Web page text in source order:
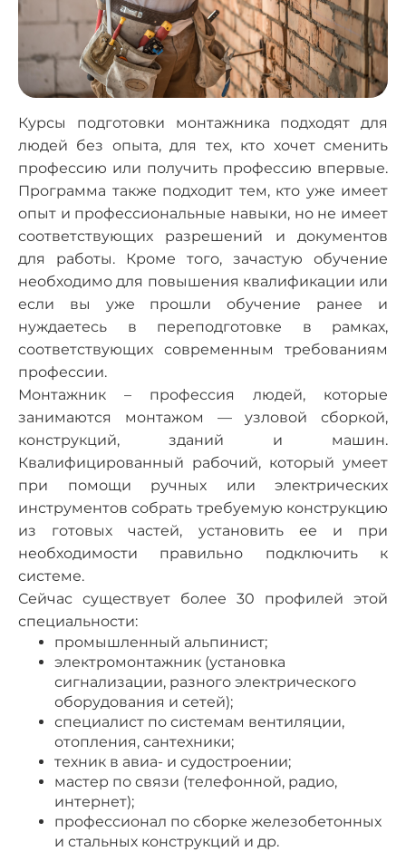
Курсы подготовки монтажника ​​подходят для
людей без опыта, для тех, кто хочет сменить
профессию или получить профессию впервые.
Программа также подходит тем, кто уже имеет
опыт и профессиональные навыки, но не имеет
соответствующих разрешений и документов
для работы. Кроме того, зачастую обучение
необходимо для повышения квалификации или
если вы уже прошли обучение ранее и
нуждаетесь в переподготовке в рамках,
соответствующих современным требованиям
профессии.
Монтажник – профессия людей, которые
занимаются монтажом — узловой сборкой,
конструкций, зданий и машин.
Квалифицированный рабочий, который умеет
при помощи ручных или электрических
инструментов собрать требуемую конструкцию
из готовых частей, установить ее и при
необходимости правильно подключить к
системе.
Сейчас существует более 30 профилей этой
специальности:
промышленный альпинист;
электромонтажник (установка
сигнализации, разного электрического
оборудования и сетей);
специалист по системам вентиляции,
отопления, сантехники;
техник в авиа- и судостроении;
мастер по связи (телефонной, радио,
интернет);
профессионал по сборке железобетонных
и стальных конструкций и др.